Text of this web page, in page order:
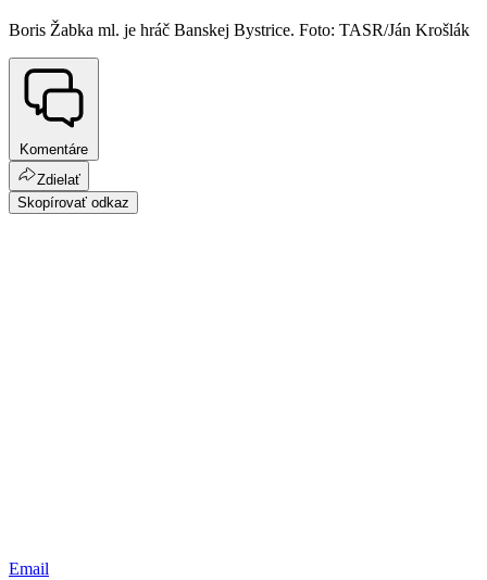
Boris Žabka ml. je hráč Banskej Bystrice. Foto: TASR/Ján Krošlák
Komentáre
Zdielať
Skopírovať odkaz
Email